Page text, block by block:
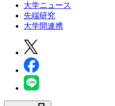
大学ニュース
先端研究
大学間連携